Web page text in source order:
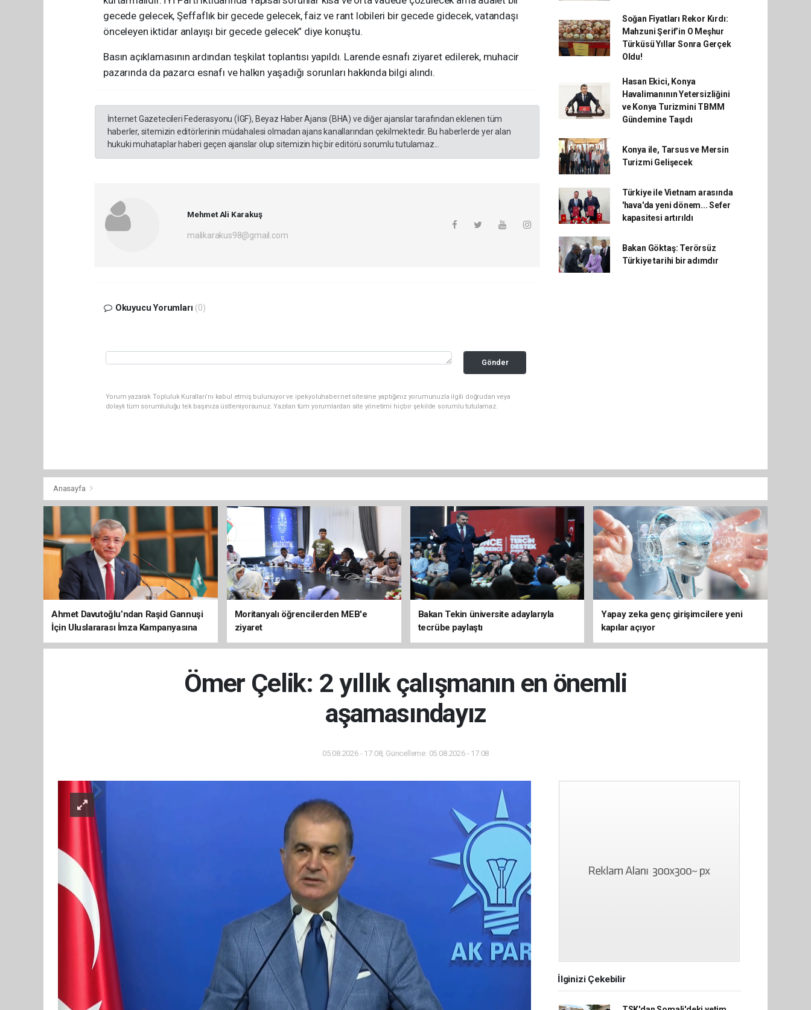
gecede gelecek, Şeffaflık bir gecede gelecek, faiz ve rant lobileri bir gecede gidecek, vatandaşı
önceleyen iktidar anlayışı bir gecede gelecek” diye konuştu.
Basın açıklamasının ardından teşkilat toplantısı yapıldı. Larende esnafı ziyaret edilerek, muhacir
pazarında da pazarcı esnafı ve halkın yaşadığı sorunları hakkında bilgi alındı.
İnternet Gazetecileri Federasyonu (İGF), Beyaz Haber Ajansı (BHA) ve diğer ajanslar tarafından eklenen tüm
haberler, sitemizin editörlerinin müdahalesi olmadan ajans kanallarından çekilmektedir. Bu haberlerde yer alan
hukuki muhataplar haberi geçen ajanslar olup sitemizin hiç bir editörü sorumlu tutulamaz...
Mehmet Ali Karakuş
malikarakus98@gmail.com
Okuyucu Yorumları (0)
Gönder
Yorum yazarak Topluluk Kuralları’nı kabul etmiş bulunuyor ve ipekyoluhaber.net sitesine yaptığınız yorumunuzla ilgili doğrudan veya
dolaylı tüm sorumluluğu tek başınıza üstleniyorsunuz. Yazılan tüm yorumlardan site yönetimi hiçbir şekilde sorumlu tutulamaz.
Soğan Fiyatları Rekor Kırdı:
Mahzuni Şerif’in O Meşhur
Türküsü Yıllar Sonra Gerçek
Oldu!
Hasan Ekici, Konya
Havalimanının Yetersizliğini
ve Konya Turizmini TBMM
Gündemine Taşıdı
Konya ile, Tarsus ve Mersin
Turizmi Gelişecek
Türkiye ile Vietnam arasında
'hava'da yeni dönem... Sefer
kapasitesi artırıldı
Bakan Göktaş: Terörsüz
Türkiye tarihi bir adımdır
Anasayfa
Ahmet Davutoğlu’ndan Raşid Gannuşi
İçin Uluslararası İmza Kampanyasına
Destek
Moritanyalı öğrencilerden MEB'e
ziyaret
Bakan Tekin üniversite adaylarıyla
tecrübe paylaştı
Yapay zeka genç girişimcilere yeni
kapılar açıyor
Ömer Çelik: 2 yıllık çalışmanın en önemli
aşamasındayız
05.08.2026 - 17:08, Güncelleme: 05.08.2026 - 17:08
İlginizi Çekebilir